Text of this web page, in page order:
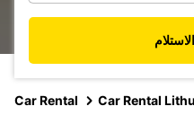
Car Rental Car Rental